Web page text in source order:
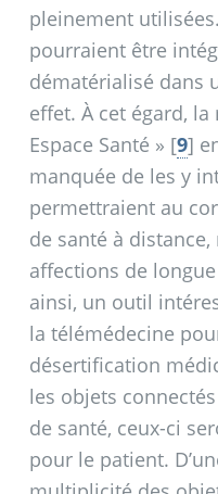
pleinement
pourraient être
dématérialisé dans
effet. À cet égard,
Espace Santé » [9]
manquée de les y
permettraient au
de santé à
affections de
ainsi, un outil
la télémédecine
désertification
les objets
de santé, ceux-ci
pour le patient.